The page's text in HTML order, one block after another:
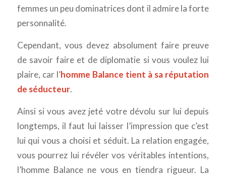
femmes un peu dominatrices dont il admire la forte
personnalité.
Cependant, vous devez absolument faire preuve
de savoir faire et de diplomatie si vous voulez lui
plaire, car l’homme Balance tient à sa réputation
de séducteur.
Ainsi si vous avez jeté votre dévolu sur lui depuis
longtemps, il faut lui laisser l’impression que c’est
lui qui vous a choisi et séduit. La relation engagée,
vous pourrez lui révéler vos véritables intentions,
l’homme Balance ne vous en tiendra rigueur. La